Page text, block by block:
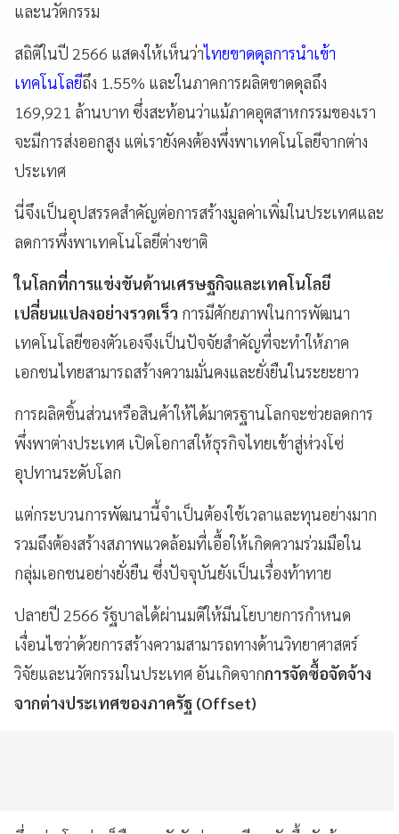
และนวัตกรรม
สถิติในปี 2566 แสดงให้เห็นว่าไทยขาดดุลการนำเข้า
เทคโนโลยีถึง 1.55% และในภาคการผลิตขาดดุลถึง
169,921 ล้านบาท ซึ่งสะท้อนว่าแม้ภาคอุตสาหกรรมของเรา
จะมีการส่งออกสูง แต่เรายังคงต้องพึ่งพาเทคโนโลยีจากต่าง
ประเทศ
นี่จึงเป็นอุปสรรคสำคัญต่อการสร้างมูลค่าเพิ่มในประเทศและ
ลดการพึ่งพาเทคโนโลยีต่างชาติ
ในโลกที่การแข่งขันด้านเศรษฐกิจและเทคโนโลยี
เปลี่ยนแปลงอย่างรวดเร็ว การมีศักยภาพในการพัฒนา
เทคโนโลยีของตัวเองจึงเป็นปัจจัยสำคัญที่จะทำให้ภาค
เอกชนไทยสามารถสร้างความมั่นคงและยั่งยืนในระยะยาว
การผลิตชิ้นส่วนหรือสินค้าให้ได้มาตรฐานโลกจะช่วยลดการ
พึ่งพาต่างประเทศ เปิดโอกาสให้ธุรกิจไทยเข้าสู่ห่วงโซ่
อุปทานระดับโลก
แต่กระบวนการพัฒนานี้จำเป็นต้องใช้เวลาและทุนอย่างมาก
รวมถึงต้องสร้างสภาพแวดล้อมที่เอื้อให้เกิดความร่วมมือใน
กลุ่มเอกชนอย่างยั่งยืน ซึ่งปัจจุบันยังเป็นเรื่องท้าทาย
ปลายปี 2566 รัฐบาลได้ผ่านมติให้มีนโยบายการกำหนด
เงื่อนไขว่าด้วยการสร้างความสามารถทางด้านวิทยาศาสตร์
วิจัยและนวัตกรรมในประเทศ อันเกิดจากการจัดซื้อจัดจ้าง
จากต่างประเทศของภาครัฐ (Offset)